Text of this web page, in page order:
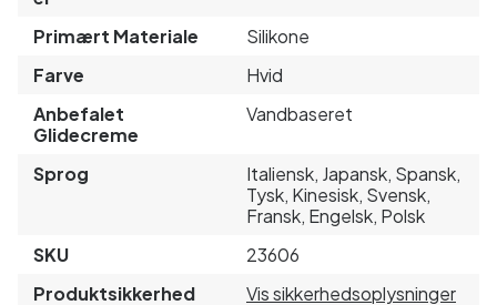
Primært Materiale
Silikone
Farve
Hvid
Anbefalet
Glidecreme
Vandbaseret
Sprog
Italiensk, Japansk, Spansk,
Tysk, Kinesisk, Svensk,
Fransk, Engelsk, Polsk
SKU
23606
Produktsikkerhed
Vis sikkerhedsoplysninger